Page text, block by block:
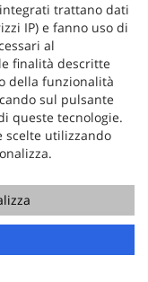
trattano dati
IP) e fanno uso di
al
finalità descritte
della funzionalità
sul pulsante
queste tecnologie.
scelte utilizzando